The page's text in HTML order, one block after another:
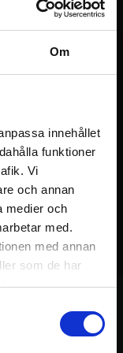
Om
innehållet
funktioner
Vi
och annan
medier och
med.
med annan
som de har
konto
,
,ryggrad